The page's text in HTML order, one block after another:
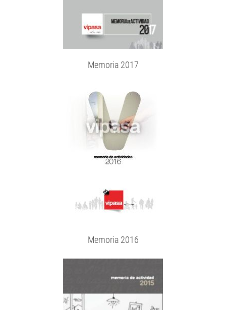
Memoria 2017
Memoria 2016